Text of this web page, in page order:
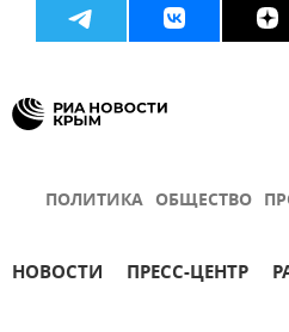
ПОЛИТИКА ОБЩЕСТВО
НОВОСТИ ПРЕСС-ЦЕНТР